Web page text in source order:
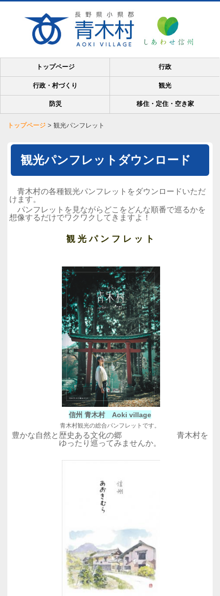
トップページ 行政
行政・村づくり 観光
防災 移住・定住・空き家
トップページ > 観光パンフレット
観光パンフレットダウンロード
青木村の各種観光パンフレットをダウンロードいただ
けます。
パンフレットを見ながらどこをどんな順番で巡るかを
想像するだけでワクワクしてきますよ！
観 光 パ ン フ レ ッ ト
信州 青木村 Aoki village
青木村観光の総合パンフレットです。
豊かな自然と歴史ある文化の郷 青木村を
ゆったり巡ってみませんか。